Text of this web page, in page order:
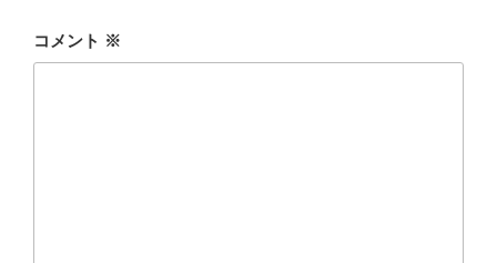
コメント ※